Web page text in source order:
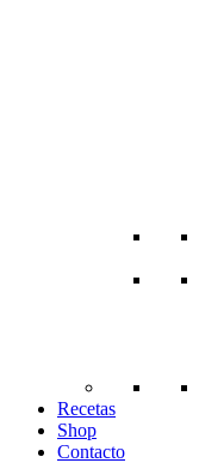
Recetas
Shop
Contacto